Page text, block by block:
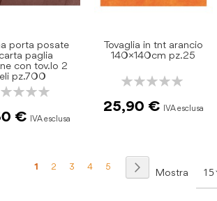
porta posate
paglia
con tov.lo 2
pz.700
€
Tovaglia in tnt arancio
140×140cm pz.25
Rating:
25,90 €
Pagina
Attualmente stai leggendo la pagina
1 Pagina
2 Pagina
3 Pagina
4 Pagina
5
Mostra